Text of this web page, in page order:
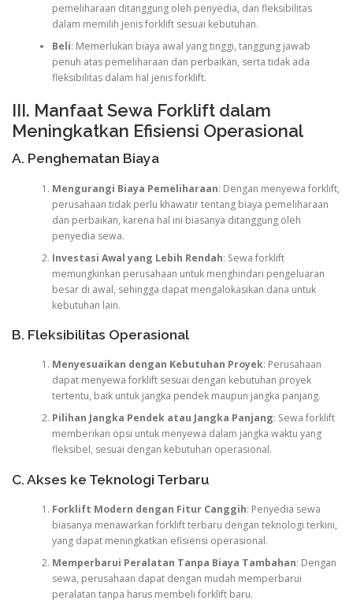
pemeliharaan ditanggung oleh penyedia, dan fleksibilitas
dalam memilih jenis forklift sesuai kebutuhan.
Beli: Memerlukan biaya awal yang tinggi, tanggung jawab
penuh atas pemeliharaan dan perbaikan, serta tidak ada
fleksibilitas dalam hal jenis forklift.
III. Manfaat Sewa Forklift dalam
Meningkatkan Efisiensi Operasional
A. Penghematan Biaya
Mengurangi Biaya Pemeliharaan: Dengan menyewa forklift,
perusahaan tidak perlu khawatir tentang biaya pemeliharaan
dan perbaikan, karena hal ini biasanya ditanggung oleh
penyedia sewa.
Investasi Awal yang Lebih Rendah: Sewa forklift
memungkinkan perusahaan untuk menghindari pengeluaran
besar di awal, sehingga dapat mengalokasikan dana untuk
kebutuhan lain.
B. Fleksibilitas Operasional
Menyesuaikan dengan Kebutuhan Proyek: Perusahaan
dapat menyewa forklift sesuai dengan kebutuhan proyek
tertentu, baik untuk jangka pendek maupun jangka panjang.
Pilihan Jangka Pendek atau Jangka Panjang: Sewa forklift
memberikan opsi untuk menyewa dalam jangka waktu yang
fleksibel, sesuai dengan kebutuhan operasional.
C. Akses ke Teknologi Terbaru
Forklift Modern dengan Fitur Canggih: Penyedia sewa
biasanya menawarkan forklift terbaru dengan teknologi terkini,
yang dapat meningkatkan efisiensi operasional.
Memperbarui Peralatan Tanpa Biaya Tambahan: Dengan
sewa, perusahaan dapat dengan mudah memperbarui
peralatan tanpa harus membeli forklift baru.